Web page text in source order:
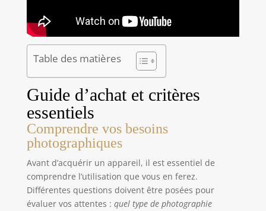
Table des matières
Guide d’achat et critères
essentiels
Comprendre vos besoins
photographiques
Avant d’acquérir un appareil, il est essentiel de
comprendre l’utilisation que vous en ferez.
Différentes questions doivent être posées pour
évaluer vos attentes : quel type de photographie